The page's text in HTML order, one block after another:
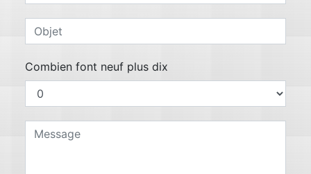
Combien font neuf plus dix